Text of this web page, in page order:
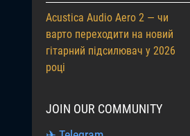
Acustica Audio Aero 2 — чи
варто переходити на новий
гітарний підсилювач у 2026
році
JOIN OUR COMMUNITY